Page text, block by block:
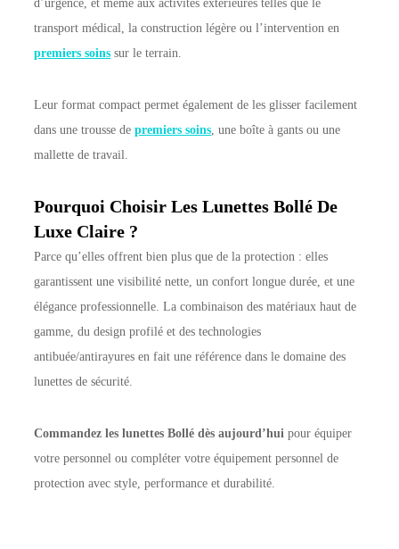
d’urgence, et même aux activités extérieures telles que le
transport médical, la construction légère ou l’intervention en
premiers soins sur le terrain.
Leur format compact permet également de les glisser facilement
dans une trousse depremiers soins, une boîte à gants ou une
mallette de travail.
Pourquoi Choisir Les Lunettes Bollé De
Luxe Claire ?
Parce qu’elles offrent bien plus que de la protection : elles
garantissent une visibilité nette, un confort longue durée, et une
élégance professionnelle. La combinaison des matériaux haut de
gamme, du design profilé et des technologies
antibuée/antirayures en fait une référence dans le domaine des
lunettes de sécurité.
Commandez les lunettes Bollé dès aujourd’hui pour équiper
votre personnel ou compléter votre équipement personnel de
protection avec style, performance et durabilité.